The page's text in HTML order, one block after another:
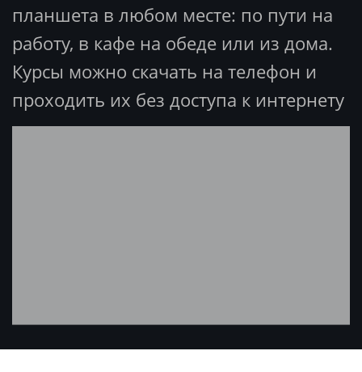
планшета в любом месте: по пути на
работу, в кафе на обеде или из дома.
Курсы можно скачать на телефон и
проходить их без доступа к интернету